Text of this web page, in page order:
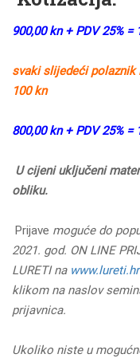
900,00 kn + PDV 25% =
svaki slijedeći
100 kn
800,00 kn + PDV 25% =
U cijeni uključeni
obliku.
Prijave moguće do
2021. god. ON LINE
LURETI na www.lureti.hr
klikom na naslov
prijavnica.
Ukoliko niste u